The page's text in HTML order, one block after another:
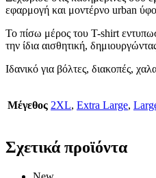
εφαρμογή και μοντέρνο urban
Το πίσω μέρος του T-shirt
την ίδια αισθητική,
Ιδανικό για βόλτες, διακοπές,
Μέγεθος 2XL, Extra Large,
Σχετικά προϊόντα